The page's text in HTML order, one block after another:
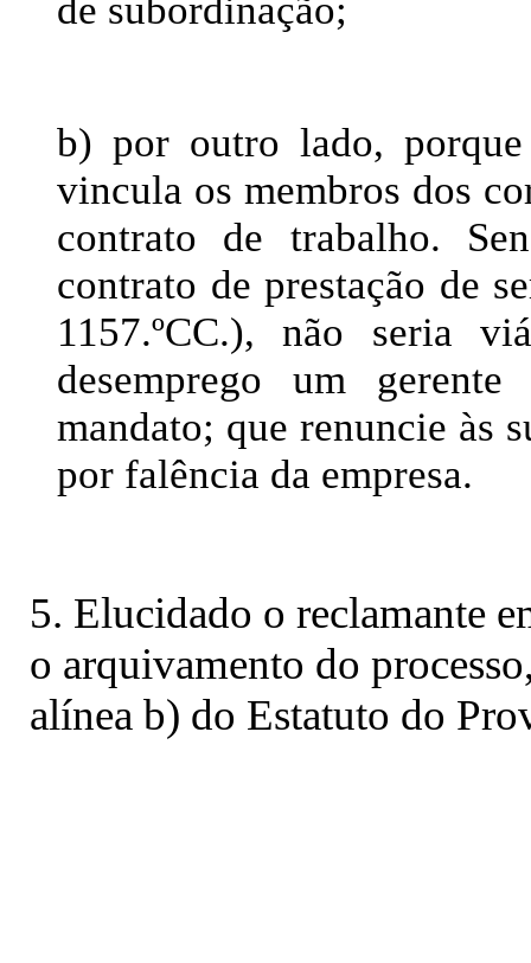
de subordinação;
b) por outro lado,
vincula os membros dos
contrato de trabalho.
contrato de prestação de
1157.ºCC.), não seria
desemprego um
mandato; que renuncie às
por falência da empresa.
5. Elucidado o reclamante
o arquivamento do
alínea b) do Estatuto do